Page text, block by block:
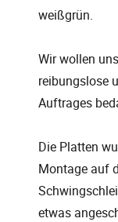
weißgrün.
Wir wollen
reibungslose
Auftrages
Die Platten
Montage auf
etwas